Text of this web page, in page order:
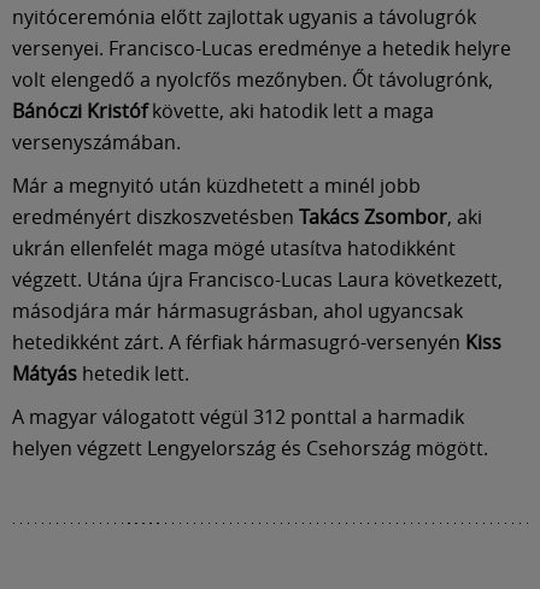
nyitóceremónia előtt zajlottak ugyanis a távolugrók
versenyei. Francisco-Lucas eredménye a hetedik helyre
volt elengedő a nyolcfős mezőnyben. Őt távolugrónk,
Bánóczi Kristófkövette, aki hatodik lett a maga
versenyszámában.
Már a megnyitó után küzdhetett a minél jobb
eredményért diszkoszvetésben Takács Zsombor, aki
ukrán ellenfelét maga mögé utasítva hatodikként
végzett. Utána újra Francisco-Lucas Laura következett,
másodjára már hármasugrásban, ahol ugyancsak
hetedikként zárt. A férfiak hármasugró-versenyén Kiss
Mátyás hetedik lett.
A magyar válogatott végül 312 ponttal a harmadik
helyen végzett Lengyelország és Csehország mögött.